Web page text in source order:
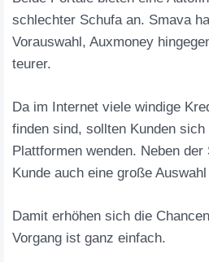
schlechter Schufa an. Smava
Vorauswahl, Auxmoney
teurer.
Da im Internet viele windige
finden sind, sollten Kunden
Plattformen wenden. Neben
Kunde auch eine große
Damit erhöhen sich die
Vorgang ist ganz einfach.